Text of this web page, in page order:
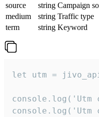
source
string Campaign
medium
string Traffic type
term
string Keyword
let utm =
console.log('Utm